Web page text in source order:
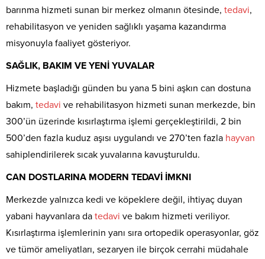
barınma hizmeti sunan bir merkez olmanın ötesinde, tedavi,
rehabilitasyon ve yeniden sağlıklı yaşama kazandırma
misyonuyla faaliyet gösteriyor.
SAĞLIK, BAKIM VE YENİ YUVALAR
Hizmete başladığı günden bu yana 5 bini aşkın can dostuna
bakım, tedavi ve rehabilitasyon hizmeti sunan merkezde, bin
300’ün üzerinde kısırlaştırma işlemi gerçekleştirildi, 2 bin
500’den fazla kuduz aşısı uygulandı ve 270’ten fazla hayvan
sahiplendirilerek sıcak yuvalarına kavuşturuldu.
CAN DOSTLARINA MODERN TEDAVİ İMKNI
Merkezde yalnızca kedi ve köpeklere değil, ihtiyaç duyan
yabani hayvanlara da tedavi ve bakım hizmeti veriliyor.
Kısırlaştırma işlemlerinin yanı sıra ortopedik operasyonlar, göz
ve tümör ameliyatları, sezaryen ile birçok cerrahi müdahale